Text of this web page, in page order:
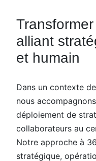
alliant
et humain
Dans un contexte
nous
déploiement de
collaborateurs au
Notre approche à
stratégique,